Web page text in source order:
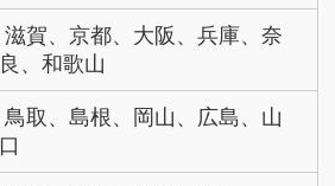
滋賀、京都、大阪、兵庫、奈
良、和歌山
鳥取、島根、岡山、広島、山
口